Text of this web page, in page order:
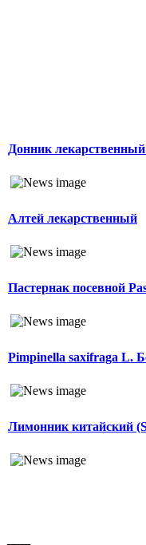
Донник
Алтей лекарственный
Пастернак посевной
Pimpinella saxifraga L.
Лимонник китайский